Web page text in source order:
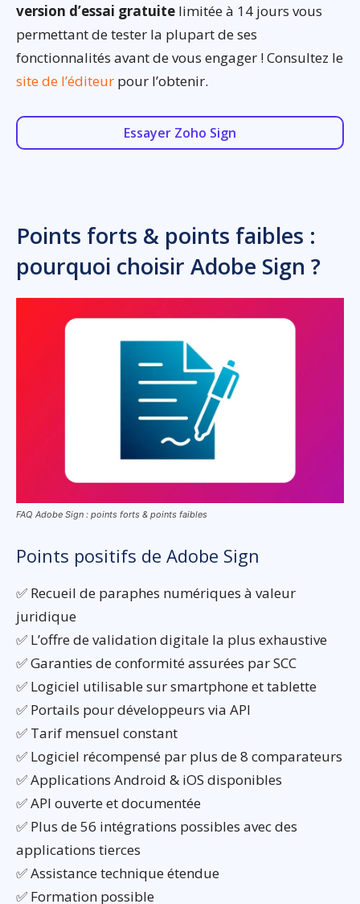
version d’essai gratuite limitée à 14 jours vous
permettant de tester la plupart de ses
fonctionnalités avant de vous engager ! Consultez le
site de l’éditeur pour l’obtenir.
Essayer Zoho Sign
Points forts & points faibles :
pourquoi choisir Adobe Sign ?
FAQ Adobe Sign : points forts & points faibles
Points positifs de Adobe Sign
✅ Recueil de paraphes numériques à valeur
juridique
✅ L’offre de validation digitale la plus exhaustive
✅ Garanties de conformité assurées par SCC
✅ Logiciel utilisable sur smartphone et tablette
✅ Portails pour développeurs via API
✅ Tarif mensuel constant
✅ Logiciel récompensé par plus de 8 comparateurs
✅ Applications Android & iOS disponibles
✅ API ouverte et documentée
✅ Plus de 56 intégrations possibles avec des
applications tierces
✅ Assistance technique étendue
✅ Formation possible